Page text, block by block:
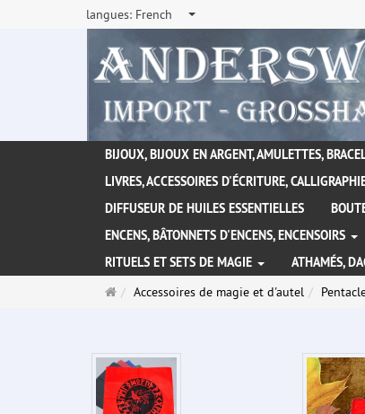
langues: French
BIJOUX, BIJOUX EN ARGENT, AMULETTES,
LIVRES, ACCESSOIRES D'ÉCRITURE,
DIFFUSEUR DE HUILES ESSENTIELLES
ENCENS, BÂTONNETS D'ENCENS, ENCENSOIRS
RITUELS ET SETS DE MAGIE
ATHAMÉS,
PageAccessoires de magie et d'autel